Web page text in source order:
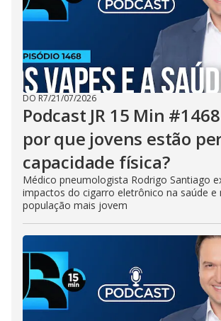
DO R7/21/07/2026
Podcast JR 15 Min
por que jovens estão
capacidade física?
Médico pneumologista Rodrigo Santiago
impactos do cigarro eletrônico na saúde e
população mais jovem